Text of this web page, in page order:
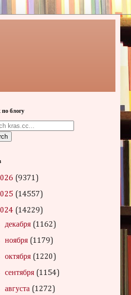
блогу
(9371)
(14557)
(14229)
декабря (1162)
ноября (1179)
октября (1220)
сентября (1154)
августа (1272)